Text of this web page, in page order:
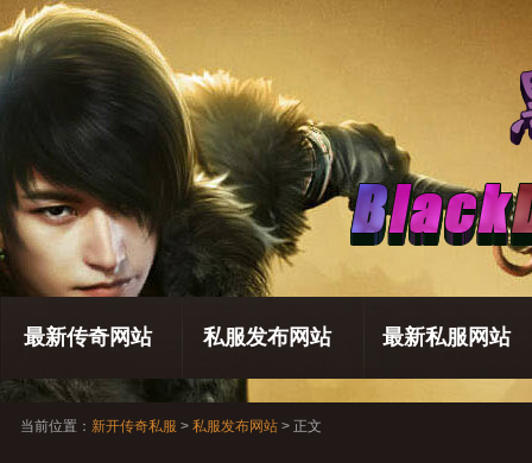
最新传奇网站 私服发布网站 最新私服网站
当前位置： 新开传奇私服 > 私服发布网站 > 正文